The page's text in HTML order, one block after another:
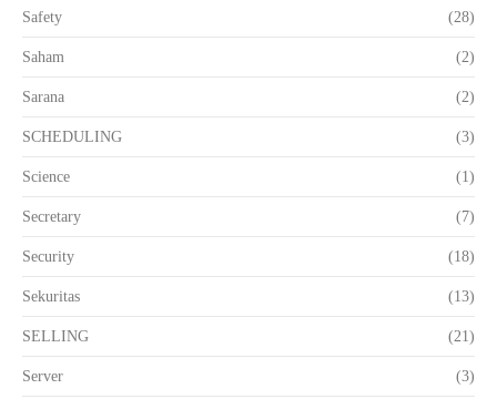
Safety (28)
Saham (2)
Sarana (2)
SCHEDULING (3)
Science (1)
Secretary (7)
Security (18)
Sekuritas (13)
SELLING (21)
Server (3)